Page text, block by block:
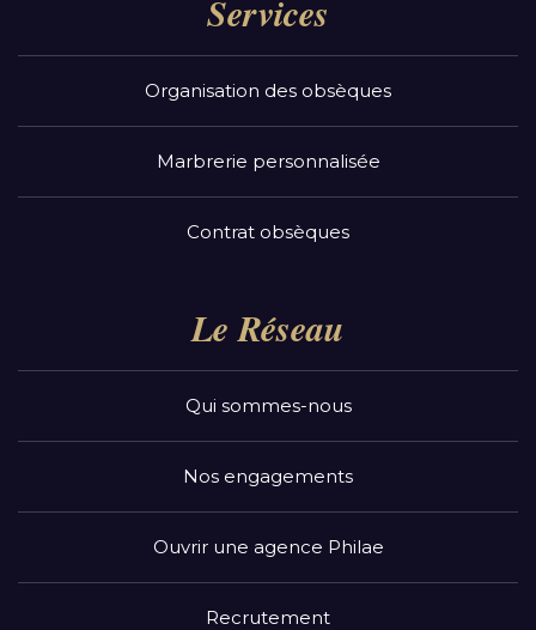
Services
Organisation des obsèques
Marbrerie personnalisée
Contrat obsèques
Le Réseau
Qui sommes-nous
Nos engagements
Ouvrir une agence Philae
Recrutement